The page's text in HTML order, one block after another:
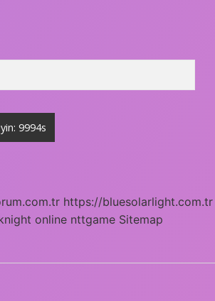
https://bluesolarlight.com.tr
online nttgame Sitemap